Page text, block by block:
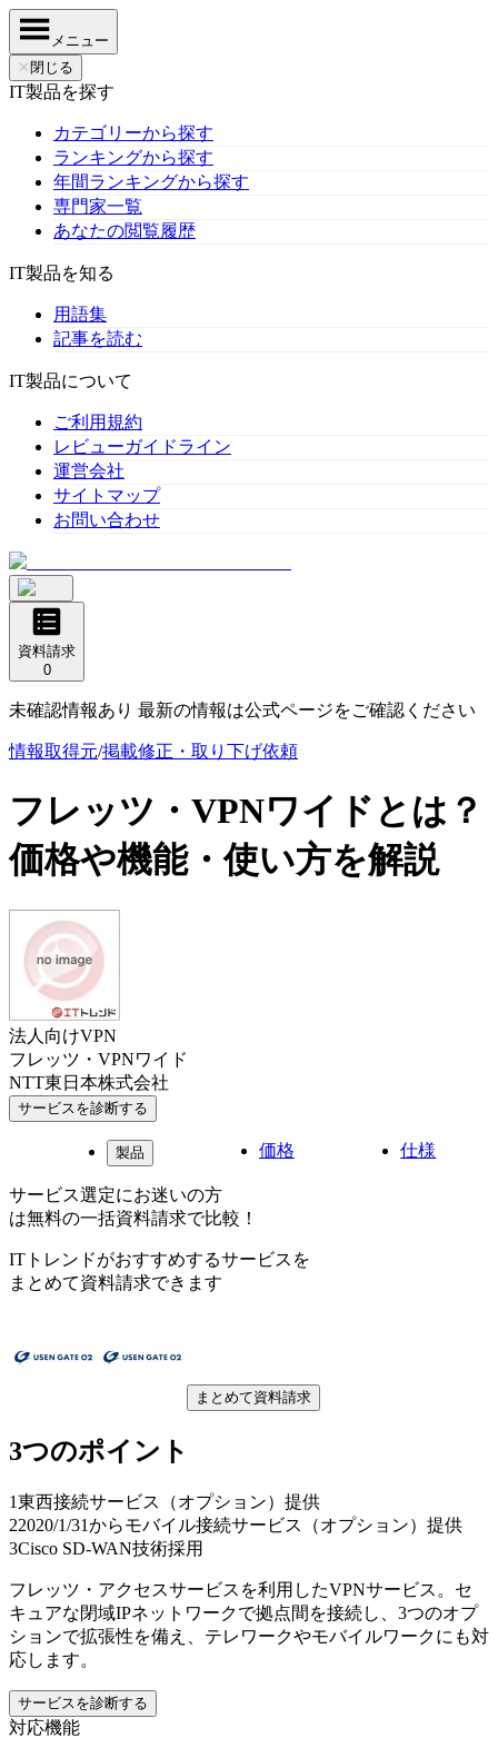
メニュー
✕ 閉じる
IT製品を探す
カテゴリーから探す
ランキングから探す
年間ランキングから探す
専門家一覧
あなたの閲覧履歴
IT製品を知る
用語集
記事を読む
IT製品について
ご利用規約
レビューガイドライン
運営会社
サイトマップ
お問い合わせ
資料請求
0
未確認情報あり 最新の情報は公式ページをご確認ください
情報取得元/掲載修正・取り下げ依頼
フレッツ・VPNワイド とは？
価格や機能・使い方を解説
法人向けVPN
フレッツ・VPNワイド
NTT東日本株式会社
サービスを診断する
製品 価格 仕様
サービス選定にお迷いの方
は無料の一括資料請求で比較！
ITトレンドがおすすめするサービスを
まとめて資料請求できます
まとめて資料請求
3つのポイント
1東西接続サービス（オプション）提供
22020/1/31からモバイル接続サービス（オプション）提供
3Cisco SD-WAN技術採用
フレッツ・アクセスサービスを利用したVPNサービス。セ
キュアな閉域IPネットワークで拠点間を接続し、3つのオプ
ションで拡張性を備え、テレワークやモバイルワークにも対
応します。
サービスを診断する
対応機能